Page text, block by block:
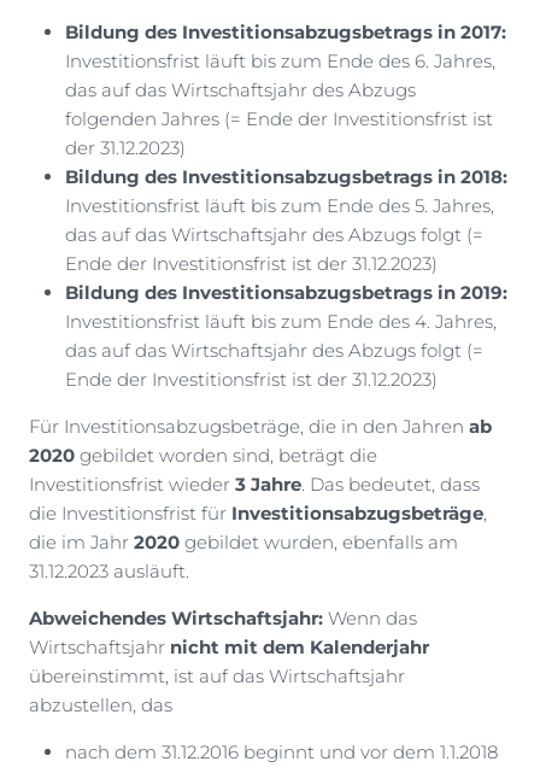
Bildung des Investitionsabzugsbetrags in 2017:
Investitionsfrist läuft bis zum Ende des 6. Jahres,
das auf das Wirtschaftsjahr des Abzugs
folgenden Jahres (= Ende der Investitionsfrist ist
der 31.12.2023)
Bildung des Investitionsabzugsbetrags in 2018:
Investitionsfrist läuft bis zum Ende des 5. Jahres,
das auf das Wirtschaftsjahr des Abzugs folgt (=
Ende der Investitionsfrist ist der 31.12.2023)
Bildung des Investitionsabzugsbetrags in 2019:
Investitionsfrist läuft bis zum Ende des 4. Jahres,
das auf das Wirtschaftsjahr des Abzugs folgt (=
Ende der Investitionsfrist ist der 31.12.2023)
Für Investitionsabzugsbeträge, die in den Jahren ab
2020 gebildet worden sind, beträgt die
Investitionsfrist wieder 3 Jahre . Das bedeutet, dass
die Investitionsfrist für Investitionsabzugsbeträge
die im Jahr 2020 gebildet wurden, ebenfalls am
31.12.2023 ausläuft.
Abweichendes Wirtschaftsjahr: Wenn das
Wirtschaftsjahr nicht mit dem Kalenderjahr
übereinstimmt, ist auf das Wirtschaftsjahr
abzustellen, das
nach dem 31.12.2016 beginnt und vor dem 1.1.2018